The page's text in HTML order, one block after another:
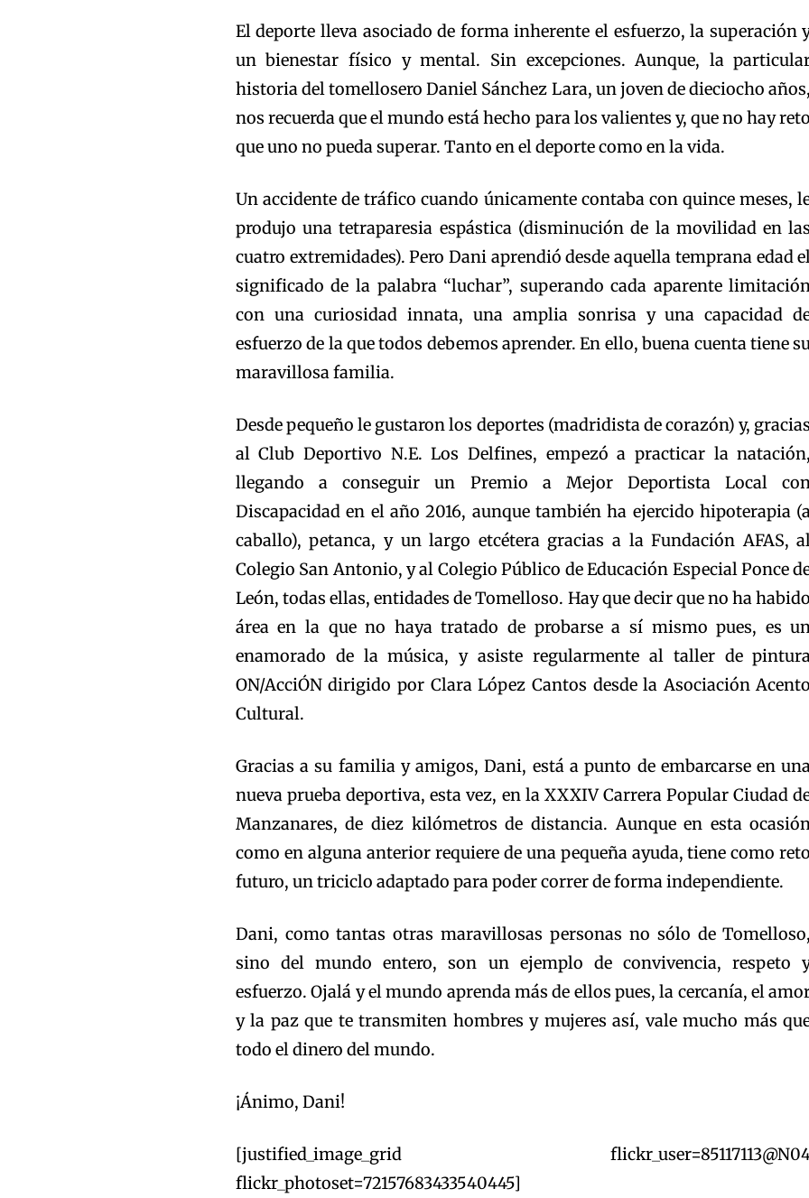
El deporte lleva asociado de forma inherente el esfuerzo, la superación
un bienestar físico y mental. Sin excepciones. Aunque, la
historia del tomellosero Daniel Sánchez Lara, un joven de dieciocho años,
nos recuerda que el mundo está hecho para los valientes y, que no hay reto
que uno no pueda superar. Tanto en el deporte como en la vida.
Un accidente de tráfico cuando únicamente contaba con quince meses,
produjo una tetraparesia espástica (disminución de la movilidad en las
cuatro extremidades). Pero Dani aprendió desde aquella temprana edad
significado de la palabra “luchar”, superando cada aparente
con una curiosidad innata, una amplia sonrisa y una capacidad
esfuerzo de la que todos debemos aprender. En ello, buena cuenta tiene
maravillosa familia.
Desde pequeño le gustaron los deportes (madridista de corazón) y, gracias
al Club Deportivo N.E. Los Delfines, empezó a practicar la natación,
llegando a conseguir un Premio a Mejor Deportista Local
Discapacidad en el año 2016, aunque también ha ejercido hipoterapia
caballo), petanca, y un largo etcétera gracias a la Fundación AFAS,
Colegio San Antonio, y al Colegio Público de Educación Especial Ponce
León, todas ellas, entidades de Tomelloso. Hay que decir que no ha habido
área en la que no haya tratado de probarse a sí mismo pues, es
enamorado de la música, y asiste regularmente al taller de
ON/AcciÓN dirigido por Clara López Cantos desde la Asociación Acento
Cultural.
Gracias a su familia y amigos, Dani, está a punto de embarcarse en
nueva prueba deportiva, esta vez, en la XXXIV Carrera Popular Ciudad
Manzanares, de diez kilómetros de distancia. Aunque en esta
como en alguna anterior requiere de una pequeña ayuda, tiene como reto
futuro, un triciclo adaptado para poder correr de forma independiente.
Dani, como tantas otras maravillosas personas no sólo de Tomelloso,
sino del mundo entero, son un ejemplo de convivencia, respeto
esfuerzo. Ojalá y el mundo aprenda más de ellos pues, la cercanía, el
y la paz que te transmiten hombres y mujeres así, vale mucho más
todo el dinero del mundo.
¡Ánimo, Dani!
[justified_image_grid
flickr_photoset=72157683433540445]